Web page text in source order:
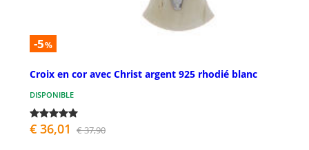
-5%
Croix en cor avec Christ argent 925 rhodié blanc
DISPONIBLE
€ 36,01 € 37,90